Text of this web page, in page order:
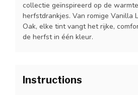
collectie geïnspireerd op de
herfstdrankjes. Van romige Vanilla
Oak, elke tint vangt het rijke,
de herfst in één kleur.
Instructions